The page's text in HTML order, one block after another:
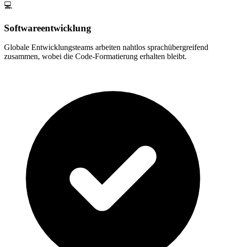
💻
Softwareentwicklung
Globale Entwicklungsteams arbeiten nahtlos sprachübergreifend
zusammen, wobei die Code-Formatierung erhalten bleibt.